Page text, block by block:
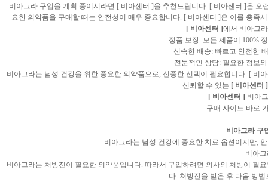
비아그라 구입을 계획 중이시라면 [ 비아센터 ]을 추천드립니다. [ 비아센터 ]은
요한 의약품을 구매할 때는 안전성이 매우 중요합니다. [ 비아센터 ]은 이를 충족
[ 비아센터 ]에서 비아그
정품 보장: 모든 제품이 100%
신속한 배송: 빠르고 안전한
전문적인 상담: 필요한 정보
비아그라는 남성 건강을 위한 중요한 의약품으로, 신중한 선택이 필요합니다. [ 비
신뢰할 수 있는 [ 비아센터 ]
[ 비아센터 ] 비아
구매 사이트 바로
비아그라 구
비아그라는 남성 건강에 중요한 치료 옵션이지만,
비아
비아그라는 처방전이 필요한 의약품입니다. 따라서 구입하려면 의사의 처방이 필
다. 처방전을 받은 후 다음 방